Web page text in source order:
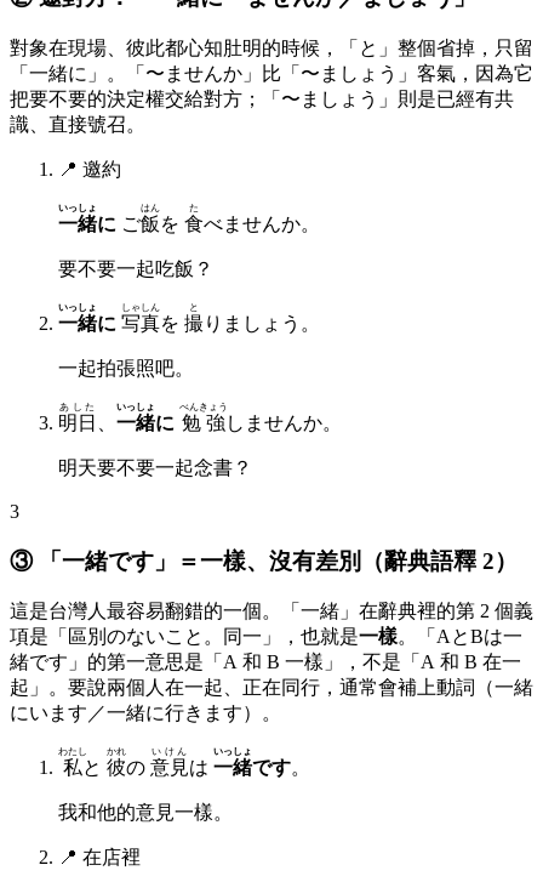
對象在現場、彼此都心知肚明的時候，「と」整個省掉，只留
「一緒に」。「〜ませんか」比「〜ましょう」客氣，因為它
把要不要的決定權交給對方；「〜ましょう」則是已經有共
識、直接號召。
📍 邀約
一緒
いっしょ
に ご飯
はん
を 食
た
べませんか。
要不要一起吃飯？
一緒
いっしょ
に 写真
しゃしん
を 撮
と
りましょう。
一起拍張照吧。
明日
あした
一緒
いっしょ
に 勉強
べんきょう
しませんか。
明天要不要一起念書？
3
③ 「一緒です」＝一樣、沒有差別（辭典語釋 2）
這是台灣人最容易翻錯的一個。「一緒」在辭典裡的第 2 個義
項是「區別のないこと。同一」，也就是一樣。「AとBは一
緒です」的第一意思是「A 和 B 一樣」，不是「A 和 B 在一
起」。要說兩個人在一起、正在同行，通常會補上動詞（一緒
にいます／一緒に行きます）。
私
わたし
と 彼
かれ
の 意見
いけん
は 一緒
いっしょ
です。
我和他的意見一樣。
📍 在店裡